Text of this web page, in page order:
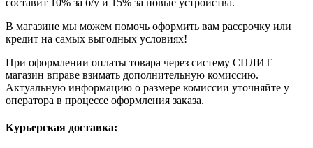
В магазине мы можем помочь оформить вам рассрочку или
кредит на самых выгодных условиях!
При оформлении оплаты товара через систему СПЛИТ
магазин вправе взимать дополнительную комиссию.
Актуальную информацию о размере комиссии уточняйте у
оператора в процессе оформления заказа.
Курьерская доставка: